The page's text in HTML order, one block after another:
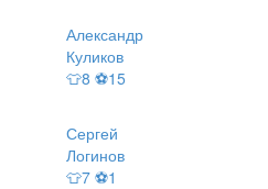
Александр
Куликов
👕8 ⚽15
Сергей
Логинов
👕7 ⚽1